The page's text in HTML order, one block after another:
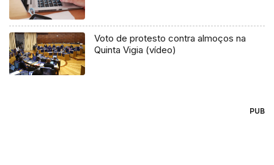
Voto de protesto contra almoços na
Quinta Vigia (vídeo)
PUB